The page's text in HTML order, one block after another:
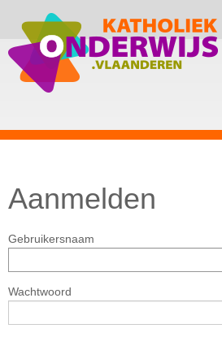
Aanmelden
Gebruikersnaam
Wachtwoord